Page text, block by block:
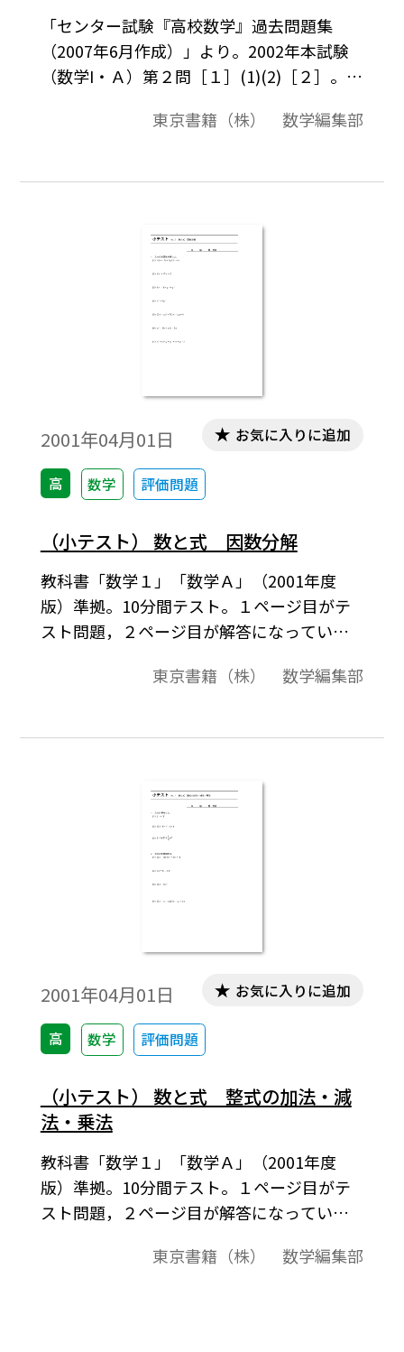
「センター試験『高校数学』過去問題集
（2007年6月作成）」より。2002年本試験
（数学I・Ａ）第２問［１］(1)(2)［２］。こ
2012年度用）「数学A」（2008－2013年度
科書の目次に準拠して，2000年から2007年
ものです。この問題は，そのなかの１小問で
す。データは問題と解答を記載。授業の後，
まとめとしての演習問題などでご利用いた
東京書籍（株） 数学編集部
2001年04月01日
高 数学 評価問題
お気に入りに追加
（小テスト） 数と式 因数分解
教科書「数学１」「数学Ａ」（2001年度
版）準拠。10分間テスト。１ページ目がテ
スト問題，２ページ目が解答になっていま
東京書籍（株） 数学編集部
2001年04月01日
高 数学 評価問題
お気に入りに追加
（小テスト） 数と式 整式の加法・減
法・乗法
教科書「数学１」「数学Ａ」（2001年度
版）準拠。10分間テスト。１ページ目がテ
スト問題，２ページ目が解答になっていま
東京書籍（株） 数学編集部